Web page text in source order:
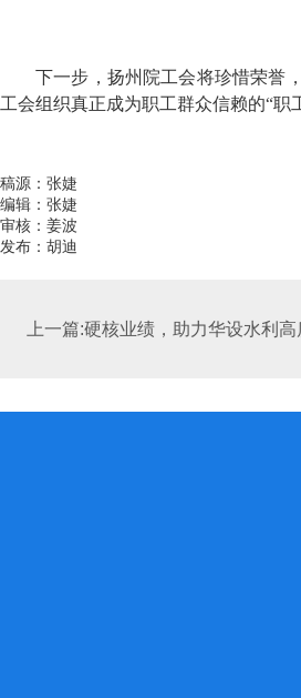
下一步，扬州院工会将珍惜荣誉
工会组织真正成为职工群众信赖的“职
稿源：张婕
编辑：张婕
审核：姜波
发布：胡迪
上一篇:硬核业绩，助力华设水利